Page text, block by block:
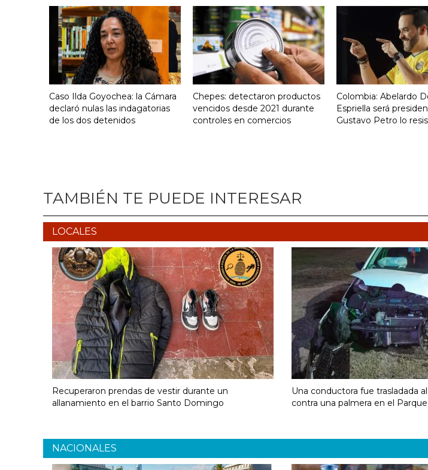
Caso Ilda Goyochea: la Cámara
declaró nulas las indagatorias
de los dos detenidos
Chepes: detectaron productos
vencidos desde 2021 durante
controles en comercios
Colombia: Abelardo
Espriella será
Gustavo Petro lo
TAMBIÉN TE PUEDE INTERESAR
LOCALES
Recuperaron prendas de vestir durante un
allanamiento en el barrio Santo Domingo
Una conductora fue trasladada
contra una palmera en el
NACIONALES